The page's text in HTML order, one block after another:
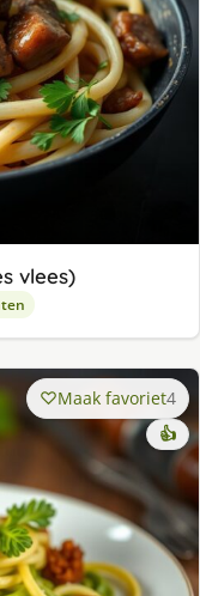
vlees)
Maak favoriet4
👍